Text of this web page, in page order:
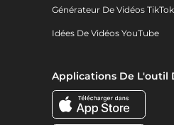
Générateur De Vidéos
Idées De Vidéos YouTube
Applications De L'outil